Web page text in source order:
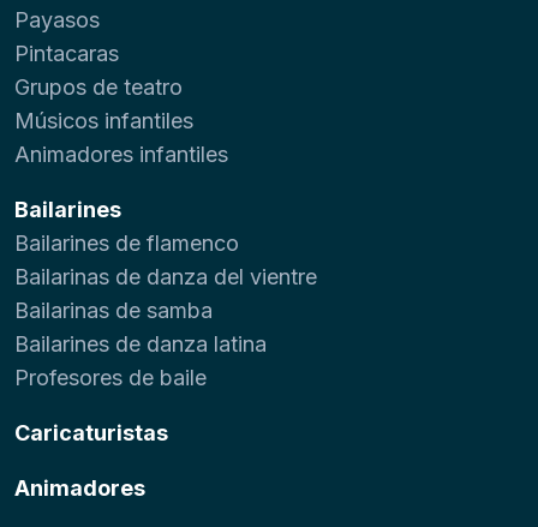
Payasos
Pintacaras
Grupos de teatro
Músicos infantiles
Animadores infantiles
Bailarines
Bailarines de flamenco
Bailarinas de danza del vientre
Bailarinas de samba
Bailarines de danza latina
Profesores de baile
Caricaturistas
Animadores